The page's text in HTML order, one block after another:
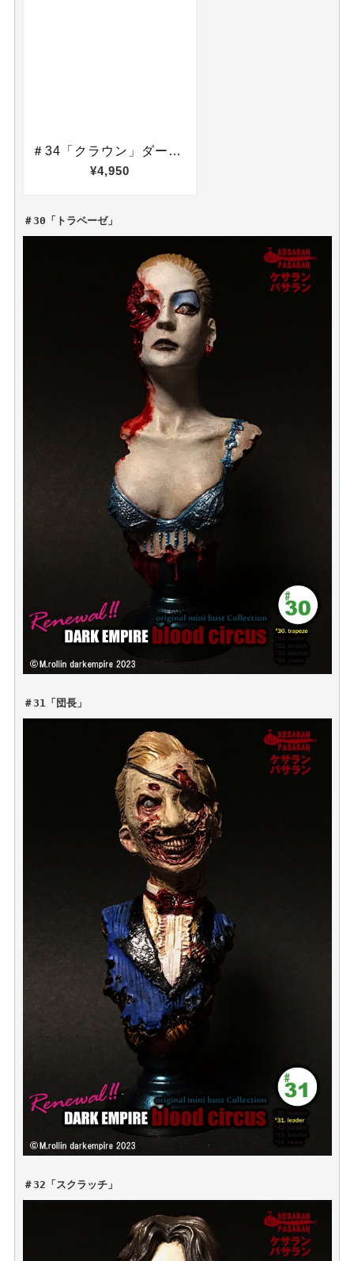
＃30「トラペーゼ」
＃31「団長」
＃32「スクラッチ」